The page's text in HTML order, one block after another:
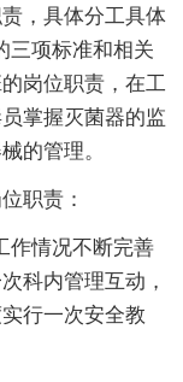
，具体分工具体
三项标准和相关
岗位职责，在工
掌握灭菌器的监
的管理。
职责：
情况不断完善
科内管理互动，
行一次安全教